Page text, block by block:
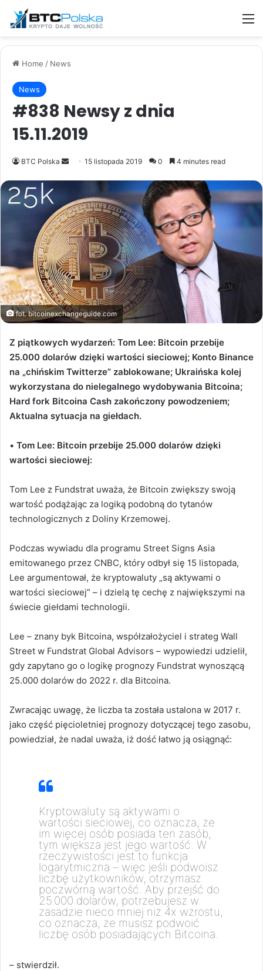
Home / News
News
#838 Newsy z dnia
15.11.2019
BTC Polska
Send15 listopada 2019 0 4 minutes read
fot. bitcoinexchangeguide.com
Z piątkowych wydarzeń: Tom Lee: Bitcoin przebije
25.000 dolarów dzięki wartości sieciowej; Konto Binance
na „chińskim Twitterze” zablokowane; Ukraińska kolej
wykorzystana do nielegalnego wydobywania Bitcoina;
Hard fork Bitcoina Cash zakończony powodzeniem;
Aktualna sytuacja na giełdach.
• Tom Lee: Bitcoin przebije 25.000 dolarów dzięki
wartości sieciowej:
Tom Lee z Fundstrat uważa, że Bitcoin zwiększy swoją
wartość podążając za logiką podobną do tytanów
technologicznych z Doliny Krzemowej.
Podczas wywiadu dla programu Street Signs Asia
emitowanego przez CNBC, który odbył się 15 listopada,
Lee argumentował, że kryptowaluty „są aktywami o
wartości sieciowej” – i dzielą tę cechę z największymi na
świecie giełdami technologii.
Lee – znany byk Bitcoina, współzałożyciel i strateg Wall
Street w Fundstrat Global Advisors – wypowiedzi udzielił,
gdy zapytano go o logikę prognozy Fundstrat wynoszącą
25.000 dolarów do 2022 r. dla Bitcoina.
Zwracając uwagę, że liczba ta została ustalona w 2017 r.
jako część pięcioletniej prognozy dotyczącej tego zasobu,
powiedział, że nadal uważa, iż dość łatwo ją osiągnąć:
Kryptowaluty są aktywami o
wartości sieciowej, co oznacza, że
im więcej osób posiada ten zasób,
tym większa jest jego wartość. W
rzeczywistości jest to funkcja
logarytmiczna – więc jeśli podwoisz
liczbę użytkowników, otrzymasz
poczwórną wartość. Aby przejść do
25.000 dolarów, potrzebujesz w
zasadzie nieco mniej niż 4x wzrostu,
co oznacza, że musisz podwoić
liczbę osób posiadających Bitcoina.
– stwierdził.